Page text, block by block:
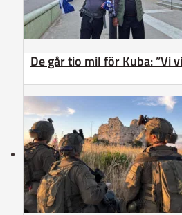
De går tio mil för Kuba: ”Vi